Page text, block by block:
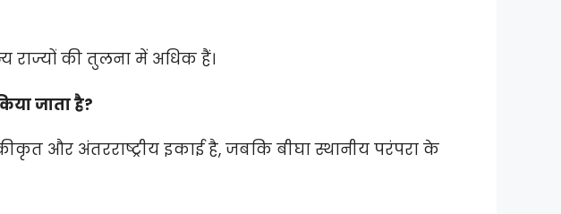
राज्यों की तुलना में अधिक हैं।
जाता है?
और अंतरराष्ट्रीय इकाई है, जबकि बीघा स्थानीय परंपरा के